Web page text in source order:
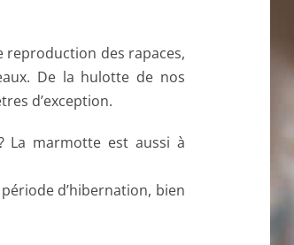
reproduction des rapaces,
De la hulotte de nos
d’exception.
La marmotte est aussi à
d’hibernation, bien